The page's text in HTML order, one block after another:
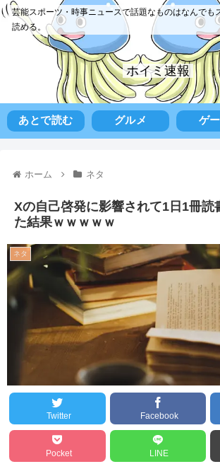
芸能スポーツ・時事ニュースで話題なものはなんでも
読める。
ホイミ速報
あとで読む グルメ ゲ
ホーム ネタ
Xの自己啓発に影響されて1日1冊読
た結果ｗｗｗｗｗ
ネタ
Twitter Facebook
Pocket LINE